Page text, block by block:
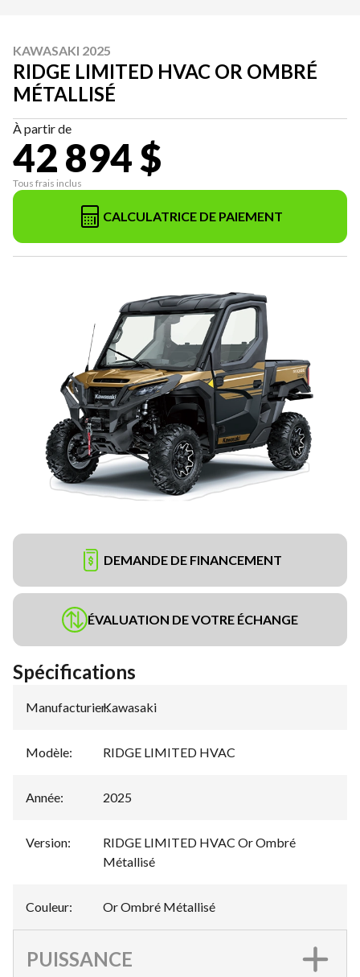
KAWASAKI 2025
RIDGE LIMITED HVAC OR OMBRÉ
MÉTALLISÉ
À partir de
42 894 $
Tous frais inclus
CALCULATRICE DE PAIEMENT
DEMANDE DE FINANCEMENT
ÉVALUATION DE VOTRE ÉCHANGE
Spécifications
Manufacturier:
Kawasaki
Modèle: RIDGE LIMITED HVAC
Année: 2025
Version:
RIDGE LIMITED HVAC Or Ombré
Métallisé
Couleur: Or Ombré Métallisé
PUISSANCE